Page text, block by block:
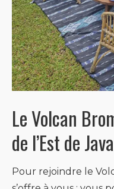
Le Volcan
de l’Est de Java
Pour rejoindre le